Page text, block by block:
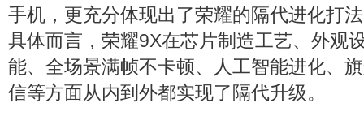
手机，更充分体现出了荣耀的隔代进化打
具体而言，荣耀9X在芯片制造工艺、外观
能、全场景满帧不卡顿、人工智能进化、
信等方面从内到外都实现了隔代升级。